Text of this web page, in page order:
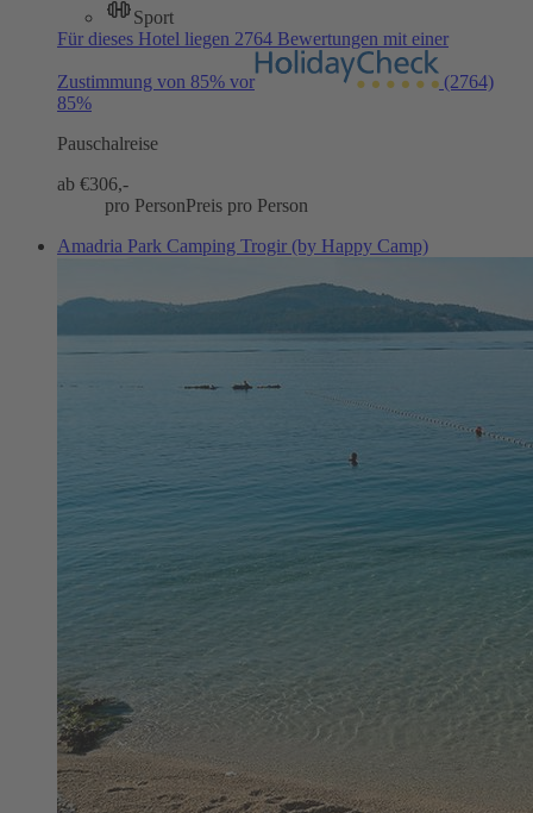
Sport
Für dieses Hotel liegen 2764 Bewertungen mit einer
Zustimmung von 85% vor
(2764)
85%
Pauschalreise
ab €306,-
pro PersonPreis pro Person
Amadria Park Camping Trogir (by Happy Camp)